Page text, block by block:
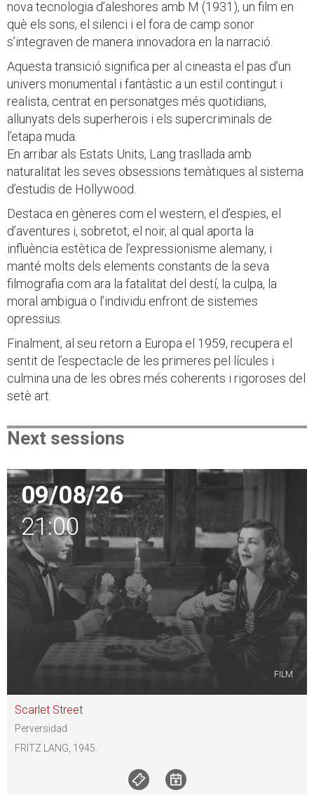
nova tecnologia d’aleshores amb M (1931), un film en
què els sons, el silenci i el fora de camp sonor
s’integraven de manera innovadora en la narració.
Aquesta transició significa per al cineasta el pas d’un
univers monumental i fantàstic a un estil contingut i
realista, centrat en personatges més quotidians,
allunyats dels superherois i els supercriminals de
l’etapa muda.
En arribar als Estats Units, Lang trasllada amb
naturalitat les seves obsessions temàtiques al sistema
d’estudis de Hollywood.
Destaca en gèneres com el western, el d’espies, el
d’aventures i, sobretot, el noir, al qual aporta la
influència estètica de l’expressionisme alemany, i
manté molts dels elements constants de la seva
filmografia com ara la fatalitat del destí, la culpa, la
moral ambigua o l’individu enfront de sistemes
opressius.
Finalment, al seu retorn a Europa el 1959, recupera el
sentit de l’espectacle de les primeres pel·lícules i
culmina una de les obres més coherents i rigoroses del
setè art.
Next sessions
09/08/26
21:00
FILM
Scarlet Street
Perversidad
FRITZ LANG, 1945.